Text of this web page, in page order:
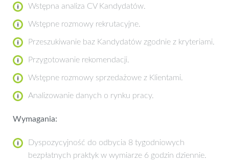
Wstępna analiza CV Kandydatów.
Wstępne rozmowy rekrutacyjne.
Przeszukiwanie baz Kandydatów zgodnie z kryteriami.
Przygotowanie rekomendacji.
Wstępne rozmowy sprzedażowe z Klientami.
Analizowanie danych o rynku pracy.
Wymagania:
Dyspozycyjność do odbycia 8 tygodniowych
bezpłatnych praktyk w wymiarze 6 godzin dziennie.